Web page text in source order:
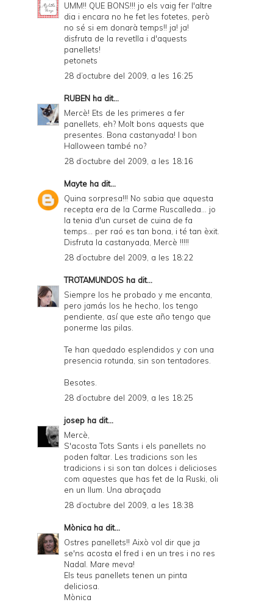
UMM!! QUE BONS!!! jo els vaig fer l'altre
dia i encara no he fet les fotetes, però
no sé si em donarà temps!! ja! ja!
disfruta de la revetlla i d'aquests
panellets!
petonets
28 d’octubre del 2009, a les 16:25
RUBEN ha dit...
Mercè! Ets de les primeres a fer
panellets, eh? Molt bons aquests que
presentes. Bona castanyada! I bon
Halloween també no?
28 d’octubre del 2009, a les 18:16
Mayte ha dit...
Quina sorpresa!!! No sabia que aquesta
recepta era de la Carme Ruscalleda... jo
la tenia d'un curset de cuina de fa
temps... per raó es tan bona, i té tan èxit.
Disfruta la castanyada, Mercè !!!!!
28 d’octubre del 2009, a les 18:22
TROTAMUNDOS ha dit...
Siempre los he probado y me encanta,
pero jamás los he hecho, los tengo
pendiente, así que este año tengo que
ponerme las pilas.
Te han quedado esplendidos y con una
presencia rotunda, sin son tentadores.
Besotes.
28 d’octubre del 2009, a les 18:25
josep ha dit...
Mercè,
S'acosta Tots Sants i els panellets no
poden faltar. Les tradicions son les
tradicions i si son tan dolces i delicioses
com aquestes que has fet de la Ruski, oli
en un llum. Una abraçada
28 d’octubre del 2009, a les 18:38
Mònica ha dit...
Ostres panellets!! Això vol dir que ja
se'ns acosta el fred i en un tres i no res
Nadal. Mare meva!
Els teus panellets tenen un pinta
deliciosa.
Mònica